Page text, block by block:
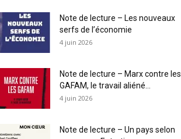
Note de lecture – Les nouveaux
serfs de l’économie
4 juin 2026
Note de lecture – Marx contre les
GAFAM, le travail aliéné...
4 juin 2026
Note de lecture – Un pays selon